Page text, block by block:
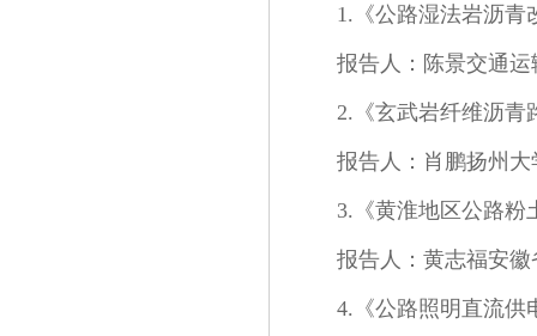
1.《公路湿法岩沥青
报告人：陈景交通
2.《玄武岩纤维沥青
报告人：肖鹏扬州
3.《黄淮地区公路粉
报告人：黄志福安
4.《公路照明直流供